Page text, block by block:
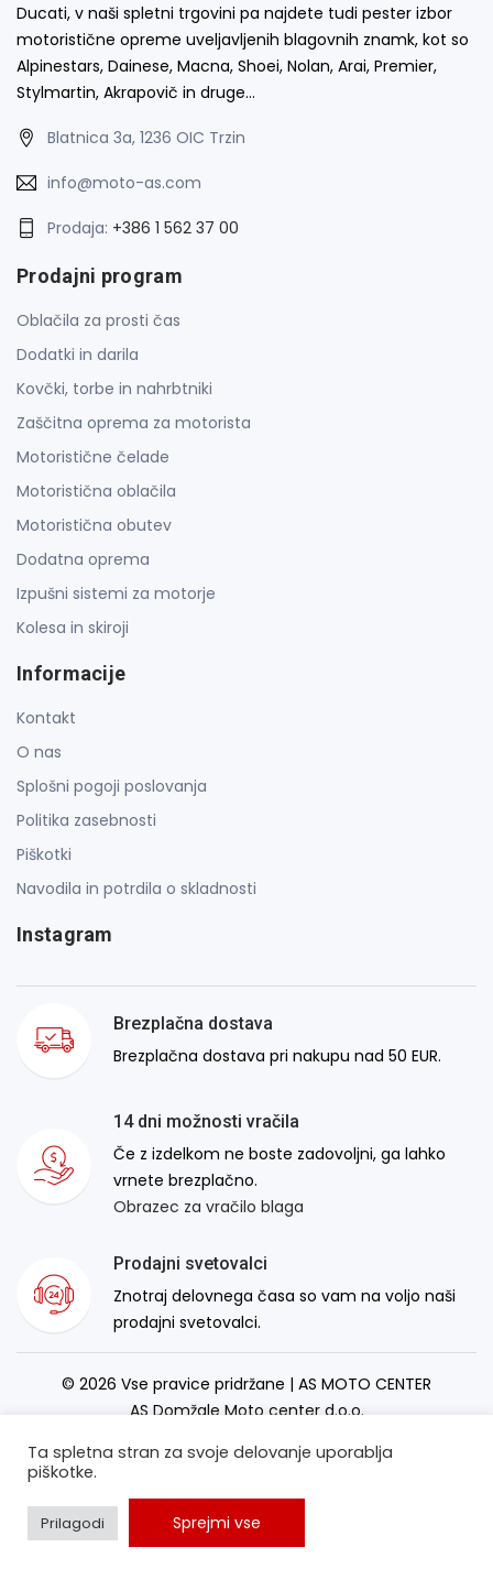
Ducati, v naši spletni trgovini pa najdete tudi pester izbor
motoristične opreme uveljavljenih blagovnih znamk, kot so
Alpinestars, Dainese, Macna, Shoei, Nolan, Arai, Premier,
Stylmartin, Akrapovič in druge…
Blatnica 3a, 1236 OIC Trzin
info@moto-as.com
Prodaja: +386 1 562 37 00
Prodajni program
Oblačila za prosti čas
Dodatki in darila
Kovčki, torbe in nahrbtniki
Zaščitna oprema za motorista
Motoristične čelade
Motoristična oblačila
Motoristična obutev
Dodatna oprema
Izpušni sistemi za motorje
Kolesa in skiroji
Informacije
Kontakt
O nas
Splošni pogoji poslovanja
Politika zasebnosti
Piškotki
Navodila in potrdila o skladnosti
Instagram
Brezplačna dostava
Brezplačna dostava pri nakupu nad 50 EUR.
14 dni možnosti vračila
Če z izdelkom ne boste zadovoljni, ga lahko
vrnete brezplačno.
Obrazec za vračilo blaga
Prodajni svetovalci
Znotraj delovnega časa so vam na voljo naši
prodajni svetovalci.
© 2026 Vse pravice pridržane | AS MOTO CENTER
AS Domžale Moto center d.o.o.
Ta spletna stran za svoje delovanje uporablja
piškotke.
Prilagodi Sprejmi vse